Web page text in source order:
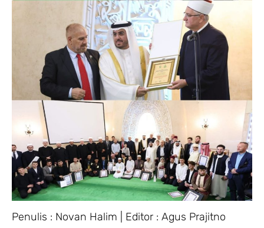
Penulis : Novan Halim | Editor : Agus Prajitno